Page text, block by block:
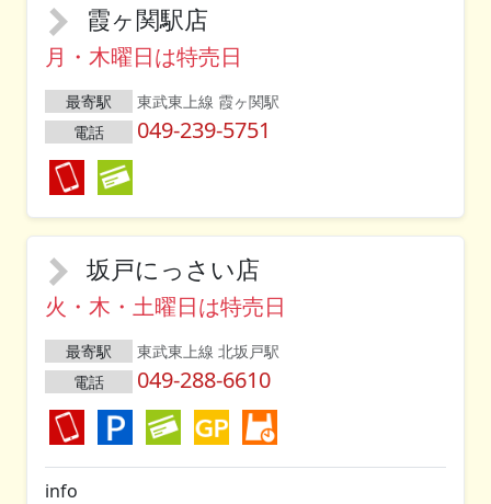
霞ヶ関駅店
月・木曜日は特売日
最寄駅
東武東上線 霞ヶ関駅
電話
049-239-5751
坂戸にっさい店
火・木・土曜日は特売日
最寄駅
東武東上線 北坂戸駅
電話
049-288-6610
info